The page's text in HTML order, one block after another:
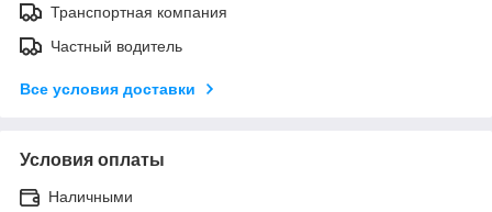
Транспортная компания
Частный водитель
Все условия доставки
Условия оплаты
Наличными